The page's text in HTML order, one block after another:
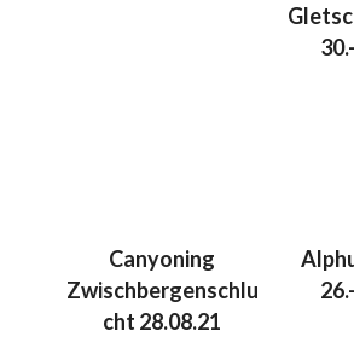
Canyoning
Zwischbergenschlu
cht 28.08.21